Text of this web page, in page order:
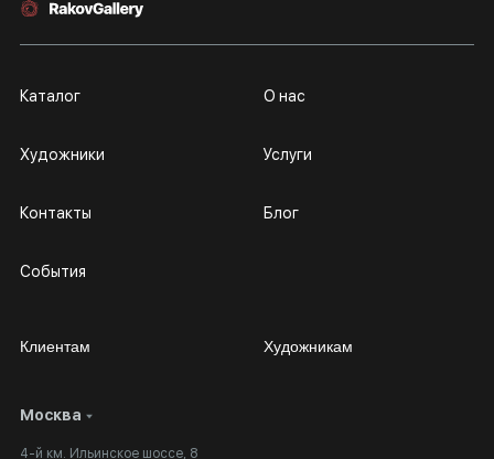
Москва
4-й км. Ильинское шоссе, 8
Каталог
Художники
Контакты
События
О нас
Услуги
Блог
Клиентам
Личный кабинет
Художникам
Сотрудничество